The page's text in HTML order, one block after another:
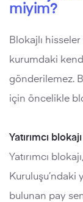
miyim?
Blokajlı
kurumdaki
gönderilemez.
için öncelikle
Yatırımcı
Yatırımcı
Kuruluşu’ndaki
bulunan pay